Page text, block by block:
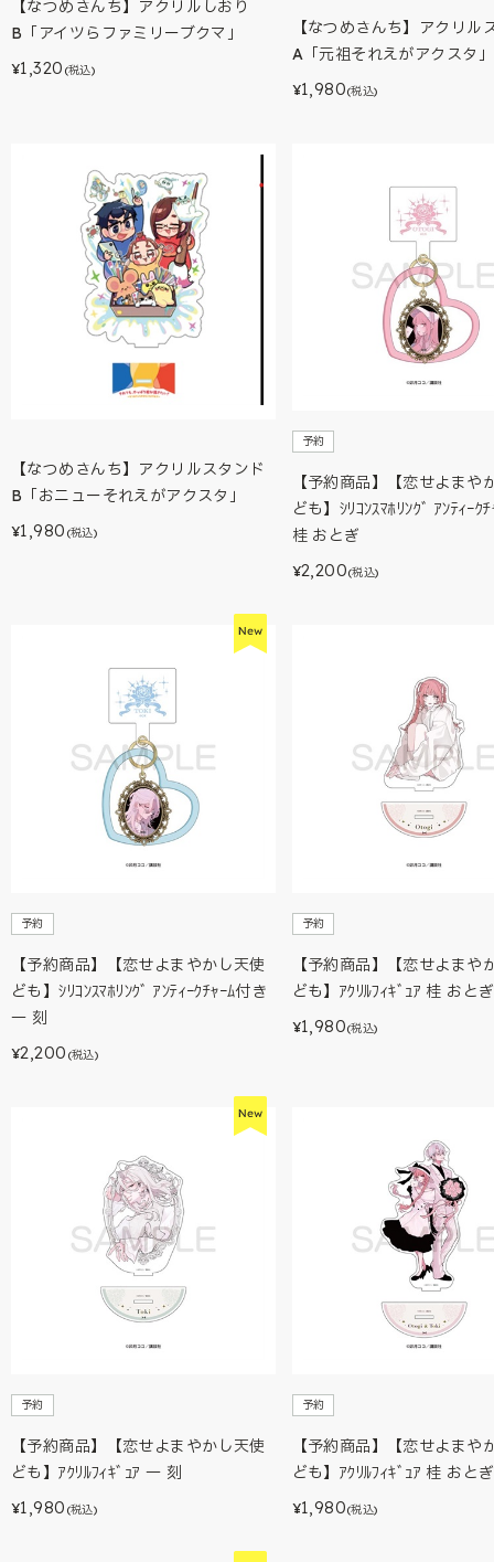
【なつめさんち】アクリルしおり
B「アイツらファミリーブクマ」
¥1,320 (税込)
【なつめさんち】アクリル
A「元祖それえがアクスタ」
¥1,980(税込)
【なつめさんち】アクリルスタンド
B「おニューそれえがアクスタ」
¥1,980 (税込)
予約
【予約商品】【恋せよまや
ども】ｼﾘｺﾝｽﾏﾎﾘﾝｸﾞ ｱﾝﾃｨｰｸ
桂 おとぎ
¥2,200(税込)
予約
【予約商品】【恋せよまやかし天使
ども】ｼﾘｺﾝｽﾏﾎﾘﾝｸﾞ ｱﾝﾃｨｰｸﾁｬｰﾑ付き
一 刻
¥2,200 (税込)
予約
【予約商品】【恋せよまや
ども】ｱｸﾘﾙﾌｨｷﾞｭｱ 桂 おとぎ
¥1,980(税込)
予約
【予約商品】【恋せよまやかし天使
ども】ｱｸﾘﾙﾌｨｷﾞｭｱ 一 刻
¥1,980 (税込)
予約
【予約商品】【恋せよまや
ども】ｱｸﾘﾙﾌｨｷﾞｭｱ 桂 おと
¥1,980(税込)